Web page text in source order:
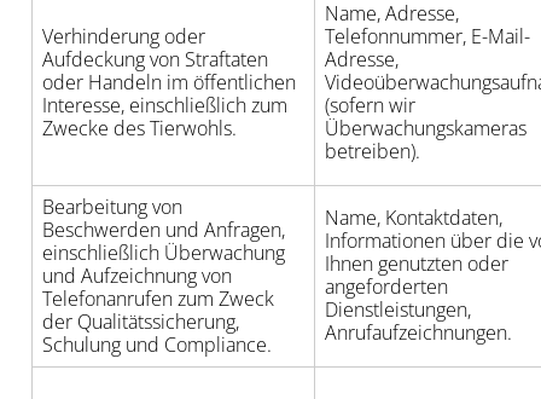
Verhinderung oder
Aufdeckung von Straftaten
oder Handeln im öffentlichen
Interesse, einschließlich zum
Zwecke des Tierwohls.
Name, Adresse,
Telefonnummer, E-Mail-
Adresse,
(sofern wir
Überwachungskameras
betreiben).
Bearbeitung von
Beschwerden und Anfragen,
einschließlich Überwachung
und Aufzeichnung von
Telefonanrufen zum Zweck
der Qualitätssicherung,
Schulung und Compliance.
Name, Kontaktdaten,
Informationen über die
Ihnen genutzten oder
angeforderten
Dienstleistungen,
Anrufaufzeichnungen.